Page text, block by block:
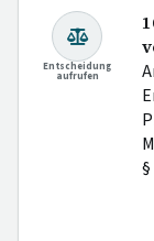
Entscheidung
aufrufen
§